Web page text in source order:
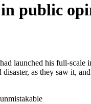
public
launched his full-
as they saw it,